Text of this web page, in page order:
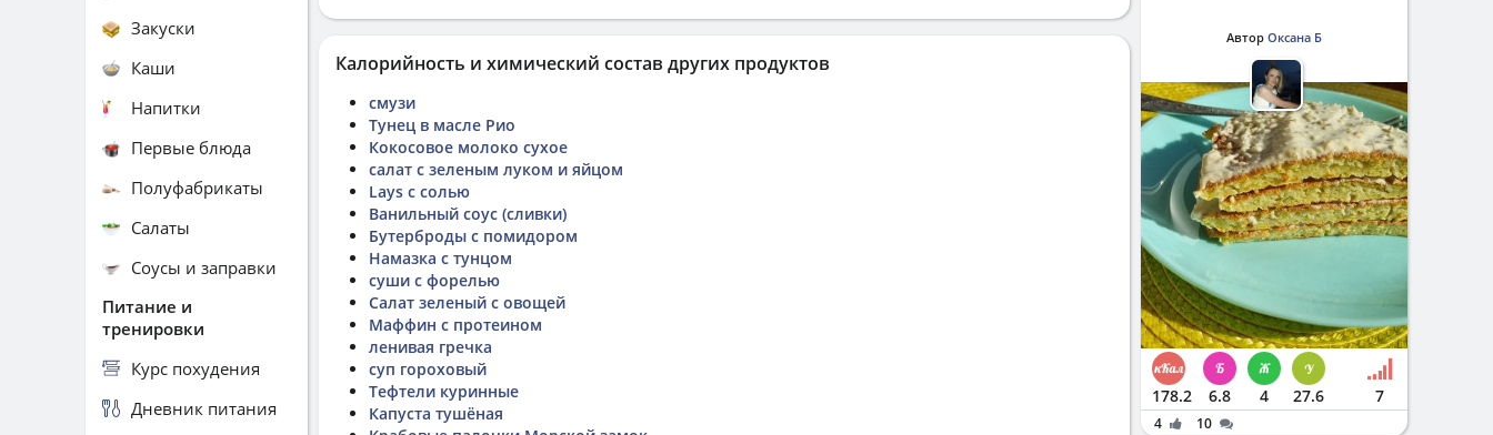
Калорийность и химический состав других продуктов
смузи
Тунец в масле Рио
Кокосовое молоко сухое
салат с зеленым луком и яйцом
Lays с солью
Ванильный соус (сливки)
Бутерброды с помидором
Намазка с тунцом
суши с форелью
Салат зеленый с овощей
Маффин с протеином
ленивая гречка
суп гороховый
Тефтели куринные
Капуста тушёная
Закуски
Каши
Напитки
Первые блюда
Полуфабрикаты
Салаты
Соусы и заправки
Питание и
тренировки
Курс похудения
Дневник питания
Автор Оксана Б
178.2 6.8 4 27.6 7
4
10